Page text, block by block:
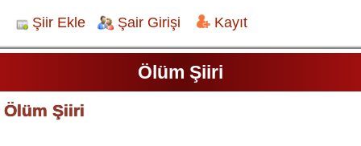
Şiir Ekle Şair Girişi Kayıt
Ölüm Şiiri
Ölüm Şiiri